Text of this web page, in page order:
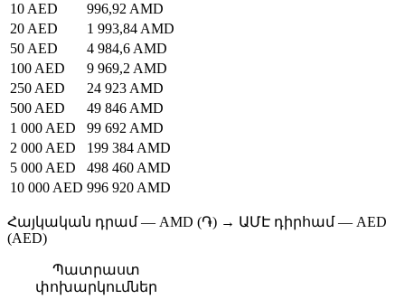
10 AED
996,92 AMD
20 AED
1 993,84 AMD
50 AED
4 984,6 AMD
100 AED
9 969,2 AMD
250 AED
24 923 AMD
500 AED
49 846 AMD
1 000 AED
99 692 AMD
2 000 AED
199 384 AMD
5 000 AED
498 460 AMD
10 000 AED 996 920 AMD
Հայկական դրամ — AMD (֏) → ԱՄԷ դիրհամ — AED
(AED)
Պատրաստ
փոխարկումներ